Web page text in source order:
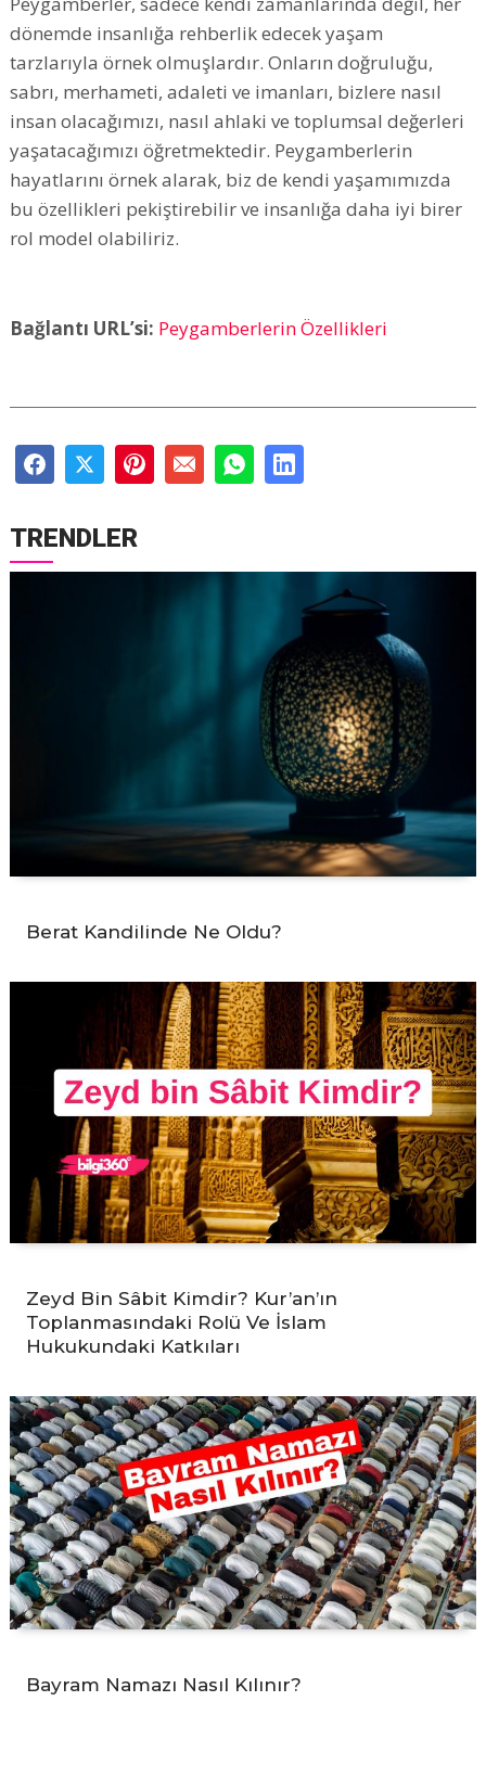
dönemde insanlığa rehberlik edecek yaşam
tarzlarıyla örnek olmuşlardır. Onların doğruluğu,
sabrı, merhameti, adaleti ve imanları, bizlere nasıl
insan olacağımızı, nasıl ahlaki ve toplumsal değerleri
yaşatacağımızı öğretmektedir. Peygamberlerin
hayatlarını örnek alarak, biz de kendi yaşamımızda
bu özellikleri pekiştirebilir ve insanlığa daha iyi birer
rol model olabiliriz.
Bağlantı URL’si: Peygamberlerin Özellikleri
TRENDLER
Berat Kandilinde Ne Oldu?
Zeyd Bin Sâbit Kimdir? Kur’an’ın
Toplanmasındaki Rolü Ve İslam
Hukukundaki Katkıları
Bayram Namazı Nasıl Kılınır?